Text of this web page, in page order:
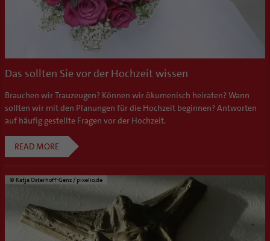
Das sollten Sie vor der Hochzeit wissen
Brauchen wir Trauzeugen? Können wir ökumenisch heiraten? Wann
sollten wir mit den Planungen für die Hochzeit beginnen? Antworten
auf häufig gestellte Fragen vor der Hochzeit.
READ MORE
© Katja Osterhoff-Genz / pixelio.de